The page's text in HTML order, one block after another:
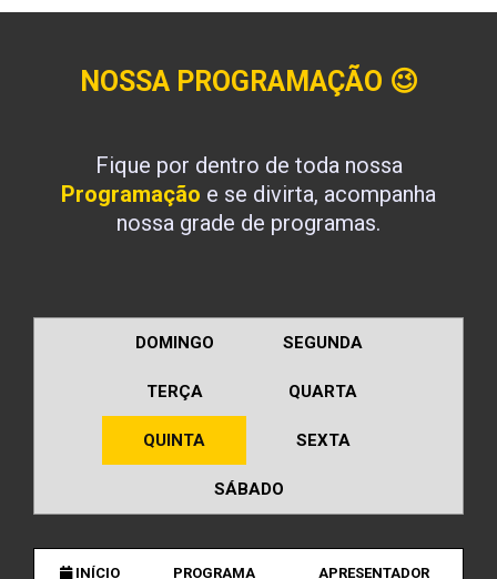
NOSSA PROGRAMAÇÃO 😉
Fique por dentro de toda nossa
Programação e se divirta, acompanha
nossa grade de programas.
DOMINGO SEGUNDA
TERÇA QUARTA
QUINTA SEXTA
SÁBADO
INÍCIO PROGRAMA APRESENTADOR